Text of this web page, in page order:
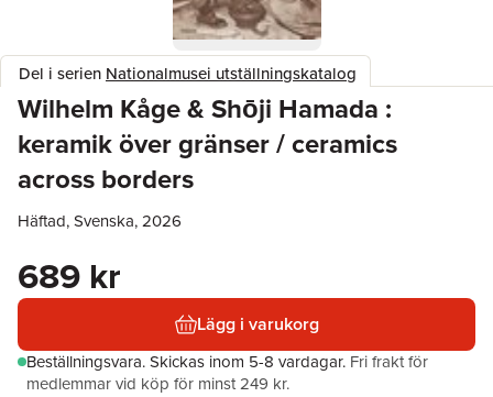
Del i serien Nationalmusei utställningskatalog
Wilhelm Kåge & Shōji Hamada :
keramik över gränser / ceramics
across borders
Häftad, Svenska, 2026
689 kr
Lägg i varukorg
Beställningsvara.Skickas inom 5-8 vardagar. Fri frakt för
medlemmar vid köp för minst 249 kr.